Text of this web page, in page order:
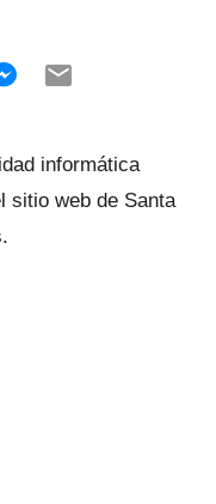
informática
sitio web de Santa